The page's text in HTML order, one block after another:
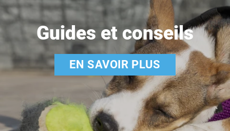
Guides et conseils
EN SAVOIR PLUS